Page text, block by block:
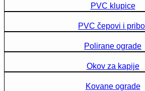
PVC klupice
PVC čepovi i
Polirane ograde
Okov za kapije
Kovane ograde